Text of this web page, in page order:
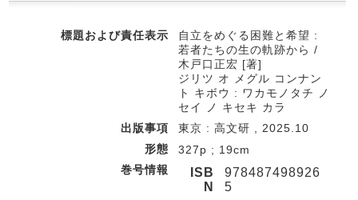
標題および責任表示
自立をめぐる困難と希望 :
若者たちの生の軌跡から /
木戸口正宏 [著]
ジリツ オ メグル コンナン
ト キボウ : ワカモノタチ ノ
セイ ノ キセキ カラ
出版事項
東京 : 高文研 , 2025.10
形態
327p ; 19cm
巻号情報
ISB
N
978487498926
5